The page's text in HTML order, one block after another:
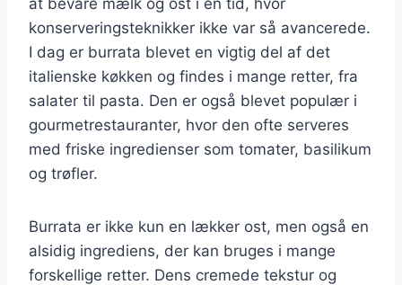
konserveringsteknikker ikke var så avancerede.
I dag er burrata blevet en vigtig del af det
italienske køkken og findes i mange retter, fra
salater til pasta. Den er også blevet populær i
gourmetrestauranter, hvor den ofte serveres
med friske ingredienser som tomater, basilikum
og trøfler.
Burrata er ikke kun en lækker ost, men også en
alsidig ingrediens, der kan bruges i mange
forskellige retter. Dens cremede tekstur og